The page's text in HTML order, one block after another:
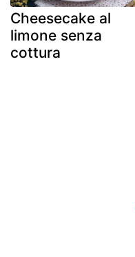
Cheesecake al
limone senza
cottura